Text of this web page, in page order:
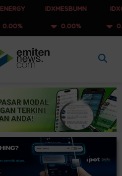
IDXMESBUMN
0.00%
IDXQ30
0.00%